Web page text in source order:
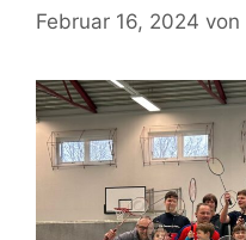
Februar 16, 2024 von